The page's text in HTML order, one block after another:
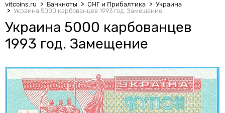
vitcoins.ru Банкноты СНГ и Прибалтика
Украина
Украина 5000 карбованцев 1993 год. Замещение
Украина 5000 карбованцев
1993 год. Замещение